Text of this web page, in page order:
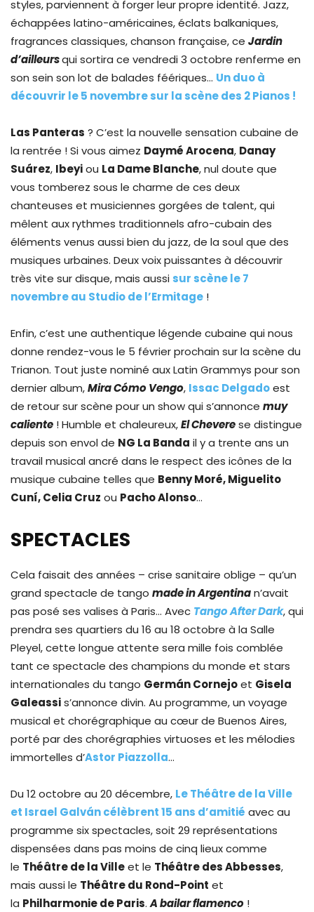
styles, parviennent à forger leur propre identité. Jazz,
échappées latino-américaines, éclats balkaniques,
fragrances classiques, chanson française, ce Jardin
d’ailleursqui sortira ce vendredi 3 octobre renferme en
son sein son lot de balades féériques… Un duo à
découvrir le 5 novembre sur la scène des 2 Pianos !
Las Panteras ? C’est la nouvelle sensation cubaine de
la rentrée ! Si vous aimez Daymé Arocena, Danay
Suárez, Ibeyiou La Dame Blanche, nul doute que
vous tomberez sous le charme de ces deux
chanteuses et musiciennes gorgées de talent, qui
mêlent aux rythmes traditionnels afro-cubain des
éléments venus aussi bien du jazz, de la soul que des
musiques urbaines. Deux voix puissantes à découvrir
très vite sur disque, mais aussi sur scène le 7
novembre au Studio de l’Ermitage !
Enfin, c’est une authentique légende cubaine qui nous
donne rendez-vous le 5 février prochain sur la scène du
Trianon. Tout juste nominé aux Latin Grammys pour son
dernier album,Mira Cómo Vengo, Issac Delgadoest
de retour sur scène pour un show qui s’annonce muy
caliente ! Humble et chaleureux,El Cheverese distingue
depuis son envol de NG La Banda il y a trente ans un
travail musical ancré dans le respect des icônes de la
musique cubaine telles que Benny Moré, Miguelito
Cuní, Celia Cruz ou Pacho Alonso…
SPECTACLES
Cela faisait des années – crise sanitaire oblige – qu’un
grand spectacle de tango made in Argentinan’avait
pas posé ses valises à Paris… Avec Tango After Dark, qui
prendra ses quartiers du 16 au 18 octobre à la Salle
Pleyel, cette longue attente sera mille fois comblée
tant ce spectacle des champions du monde et stars
internationales du tango Germán Cornejoet Gisela
Galeassis’annonce divin. Au programme, un voyage
musical et chorégraphique au cœur de Buenos Aires,
porté par des chorégraphies virtuoses et les mélodies
immortelles d’Astor Piazzolla…
Du 12 octobre au 20 décembre, Le Théâtre de la Ville
et Israel Galván célèbrent 15 ans d’amitié avec au
programme six spectacles, soit 29 représentations
dispensées dans pas moins de cinq lieux comme
le Théâtre de la Villeet le Théâtre des Abbesses,
mais aussi le Théâtre du Rond-Point et
la Philharmonie de Paris.A bailar flamenco !